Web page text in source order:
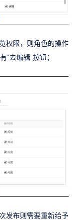
权限，则角色的操作
去编辑”按钮；
发布则需要重新给予